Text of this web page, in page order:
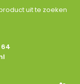
uit te zoeken
64